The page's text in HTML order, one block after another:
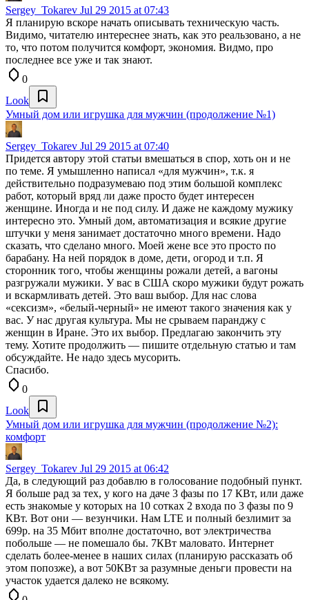
Sergey_Tokarev Jul 29 2015 at 07:43
Я планирую вскоре начать описывать техническую часть.
Видимо, читателю интереснее знать, как это реальзовано, а не
то, что потом получится комфорт, экономия. Видмо, про
последнее все уже и так знают.
0
Look
Умный дом или игрушка для мужчин (продолжение №1)
Sergey_Tokarev Jul 29 2015 at 07:40
Придется автору этой статьи вмешаться в спор, хоть он и не
по теме. Я умышленно написал «для мужчин», т.к. я
действительно подразумеваю под этим большой комплекс
работ, который вряд ли даже просто будет интересен
женщине. Иногда и не под силу. И даже не каждому мужику
интересно это. Умный дом, автоматизация и всякие другие
штучки у меня занимает достаточно много времени. Надо
сказать, что сделано много. Моей жене все это просто по
барабану. На ней порядок в доме, дети, огород и т.п. Я
сторонник того, чтобы женщины рожали детей, а вагоны
разгружали мужики. У вас в США скоро мужики будут рожать
и вскармливать детей. Это ваш выбор. Для нас слова
«сексизм», «белый-черный» не имеют такого значения как у
вас. У нас другая культура. Мы не срываем паранджу с
женщин в Иране. Это их выбор. Предлагаю закончить эту
тему. Хотите продолжить — пишите отдельную статью и там
обсуждайте. Не надо здесь мусорить.
Спасибо.
0
Look
Умный дом или игрушка для мужчин (продолжение №2):
комфорт
Sergey_Tokarev Jul 29 2015 at 06:42
Да, в следующий раз добавлю в голосование подобный пункт.
Я больше рад за тех, у кого на даче 3 фазы по 17 КВт, или даже
есть знакомые у которых на 10 сотках 2 входа по 3 фазы по 9
КВт. Вот они — везунчики. Нам LTE и полный безлимит за
699р. на 35 Мбит вполне достаточно, вот электричества
побольше — не помешало бы. 7КВт маловато. Интернет
сделать более-менее в наших силах (планирую рассказать об
этом попозже), а вот 50КВт за разумные деньги провести на
участок удается далеко не всякому.